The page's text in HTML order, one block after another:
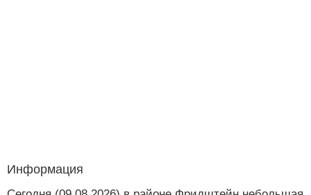
Информация